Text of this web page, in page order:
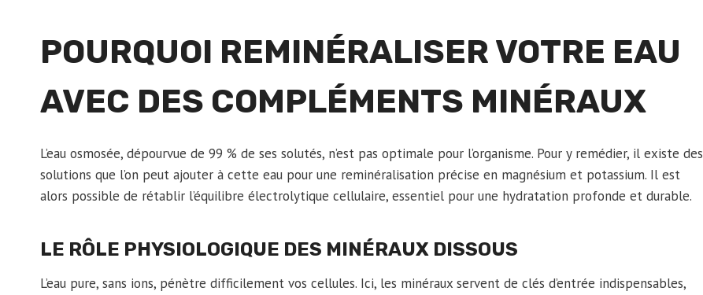
POURQUOI REMINÉRALISER VOTRE EAU
AVEC DES COMPLÉMENTS MINÉRAUX
L’eau osmosée, dépourvue de 99 % de ses solutés, n’est pas optimale pour l’organisme. Pour y remédier, il existe des
solutions que l’on peut ajouter à cette eau pour une reminéralisation précise en magnésium et potassium. Il est
alors possible de rétablir l’équilibre électrolytique cellulaire, essentiel pour une hydratation profonde et durable.
LE RÔLE PHYSIOLOGIQUE DES MINÉRAUX DISSOUS
L’eau pure, sans ions, pénètre difficilement vos cellules. Ici, les minéraux servent de clés d’entrée indispensables,